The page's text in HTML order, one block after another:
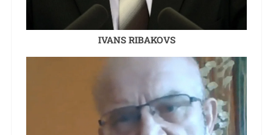
IVANS RIBAKOVS